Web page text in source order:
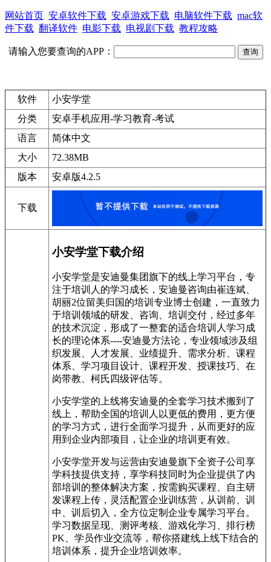
网站首页 安卓软件下载 安卓游戏下载 电脑软件下载 mac软
件下载 翻译软件 电影下载 电视剧下载 教程攻略
请输入您要查询的APP：
软件
小安学堂
分类
安卓手机应用-学习教育-考试
语言
简体中文
大小
72.38MB
版本
安卓版4.2.5
下载
小安学堂下载介绍
小安学堂是安迪曼集团旗下的线上学习平台，专
注于培训人的学习成长，安迪曼咨询由崔连斌、
胡丽2位留美归国的培训专业博士创建，一直致力
于培训领域的研发、咨询、培训交付，经过多年
的技术沉淀，形成了一整套的适合培训人学习成
长的理论体系----安迪曼方法论，专业领域涉及组
织发展、人才发展、业绩提升、需求分析、课程
体系、学习项目设计、课程开发、授课技巧、在
岗带教、柯氏四级评估等。
小安学堂的上线将安迪曼的全套学习技术搬到了
线上，帮助全国的培训人以更低的费用，更方便
的学习方式，进行全面学习提升，从而更好的应
用到企业内部项目，让企业的培训更有效。
小安学堂开发与运营由安迪曼旗下全资子公司享
学科技提供支持，享学科技同时为企业提供了内
部培训的整体解决方案，按需购买课程、自主研
发课程上传，灵活配置企业训练营，从训前、训
中、训后切入，全方位定制企业专属学习平台。
学习数据呈现、测评考核、游戏化学习、排行榜
PK、学员作业交流等，帮你搭建线上线下结合的
培训体系，提升企业培训效率。